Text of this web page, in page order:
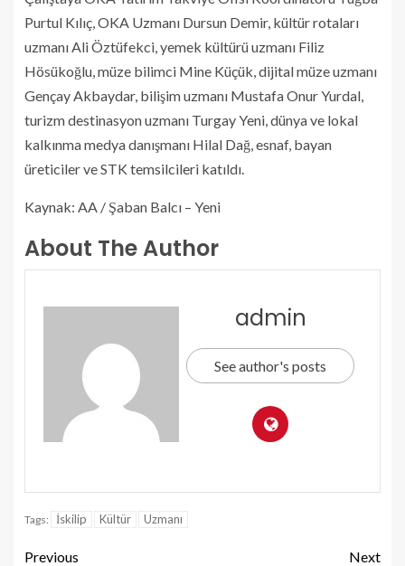
Purtul Kılıç, OKA Uzmanı Dursun Demir, kültür rotaları
uzmanı Ali Öztüfekci, yemek kültürü uzmanı Filiz
Hösükoğlu, müze bilimci Mine Küçük, dijital müze uzmanı
Gençay Akbaydar, bilişim uzmanı Mustafa Onur Yurdal,
turizm destinasyon uzmanı Turgay Yeni, dünya ve lokal
kalkınma medya danışmanı Hilal Dağ, esnaf, bayan
üreticiler ve STK temsilcileri katıldı.
Kaynak: AA / Şaban Balcı – Yeni
About The Author
admin
See author's posts
Tags: İskilip Kültür Uzmanı
Previous
Next